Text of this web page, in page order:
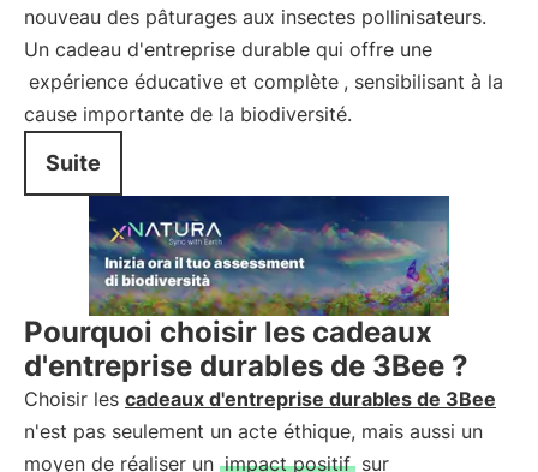
nouveau des pâturages aux insectes pollinisateurs.
Un cadeau d'entreprise durable qui offre une
expérience éducative et complète , sensibilisant à la
cause importante de la biodiversité.
Suite
Pourquoi choisir les cadeaux
d'entreprise durables de 3Bee ?
Choisir les cadeaux d'entreprise durables de 3Bee
n'est pas seulement un acte éthique, mais aussi un
moyen de réaliser un impact positif sur